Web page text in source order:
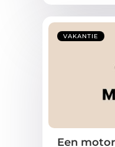
VAKANTIE
Een